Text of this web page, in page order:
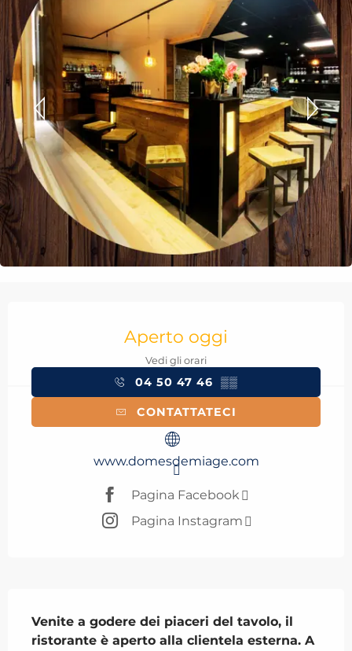
Aperto oggi
Vedi gli orari
04 50 47 46 ▒▒
CONTATTATECI
www.domesdemiage.com
Pagina Facebook
Pagina Instagram
Venite a godere dei piaceri del tavolo, il
ristorante è aperto alla clientela esterna. A